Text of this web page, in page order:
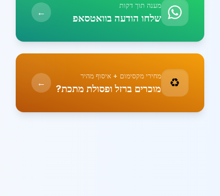
מענה תוך דקות
שלחו הודעה בוואטסאפ ←
♻️ מחירי מקסימום + איסוף מהיר
מוכרים ברזל ופסולת מתכת? ←